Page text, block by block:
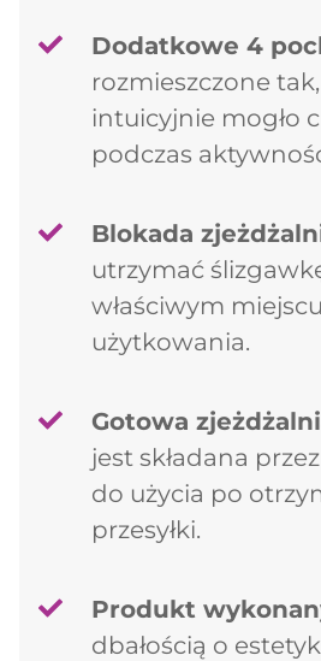
Dodatkowe 4
rozmieszczone
intuicyjnie mogło
podczas
Blokada
utrzymać
właściwym
użytkowania.
Gotowa
jest składana
do użycia po
przesyłki.
Produkt
dbałością o